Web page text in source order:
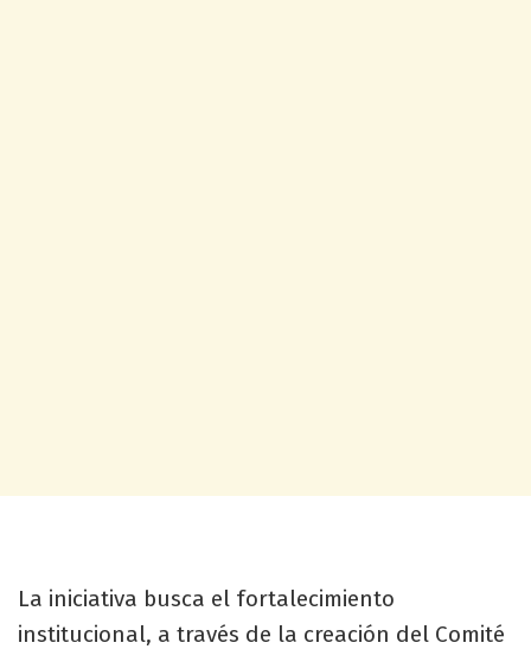
La iniciativa busca el fortalecimiento
institucional, a través de la creación del Comité